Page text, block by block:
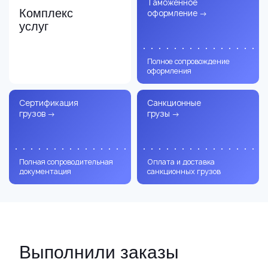
Комплекс
услуг
оформление →
Полное сопровождение
оформления
Сертификация
грузов →
Полная сопроводительная
документация
Санкционные
грузы →
Оплата и доставка
санкционных грузов
Выполнили заказы